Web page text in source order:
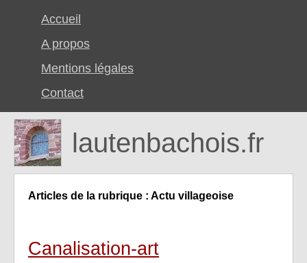
Accueil
A propos
Mentions légales
Contact
lautenbachois.fr
Articles de la rubrique : Actu villageoise
Canalisation-art